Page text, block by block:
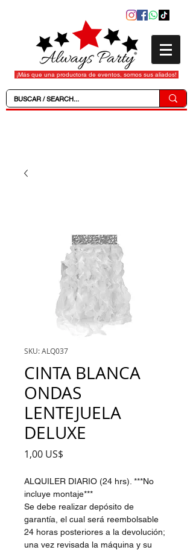
¡Más que una productora de eventos, somos sus aliados!
SKU: ALQ037
CINTA BLANCA
ONDAS
LENTEJUELA
DELUXE
1,00 US$
ALQUILER DIARIO (24 hrs). ***No
incluye montaje***
Se debe realizar depósito de
garantía, el cual será reembolsable
24 horas posteriores a la devolución;
una vez revisada la máquina y su